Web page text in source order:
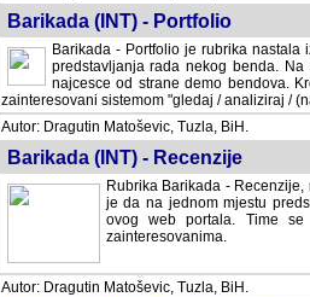
Barikada (INT) - Portfolio
Barikada - Portfolio je rubrika
predstavljanja rada nekog benda.
najcesce od strane demo bendova.
zainteresovani sistemom "gledaj / analiziraj /
Autor: Dragutin Matoševic, Tuzla, BiH.
Barikada (INT) - Recenzije
Rubrika Barikada -
je da na jednom mjestu
ovog web portala. Time
zainteresovanima.
Autor: Dragutin Matoševic, Tuzla, BiH.